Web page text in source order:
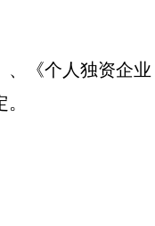
、《个人独资企业